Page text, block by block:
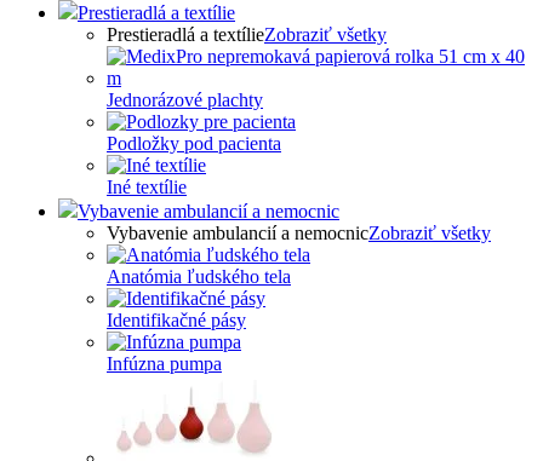
Prestieradlá a textílie
Prestieradlá a textílieZobraziť všetky
Jednorázové plachty
Podložky pod pacienta
Iné textílie
Vybavenie ambulancií a nemocnic
Vybavenie ambulancií a nemocnicZobraziť všetky
Anatómia ľudského tela
Identifikačné pásy
Infúzna pumpa